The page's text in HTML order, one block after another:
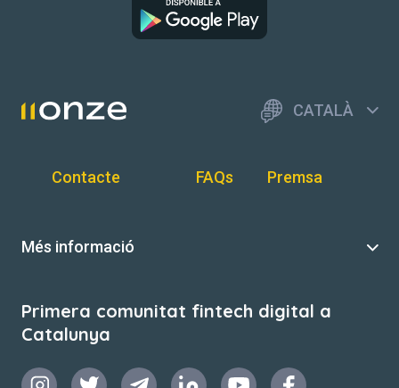
CATALÀ
Contacte FAQs Premsa
Més informació
Primera comunitat fintech digital a
Catalunya